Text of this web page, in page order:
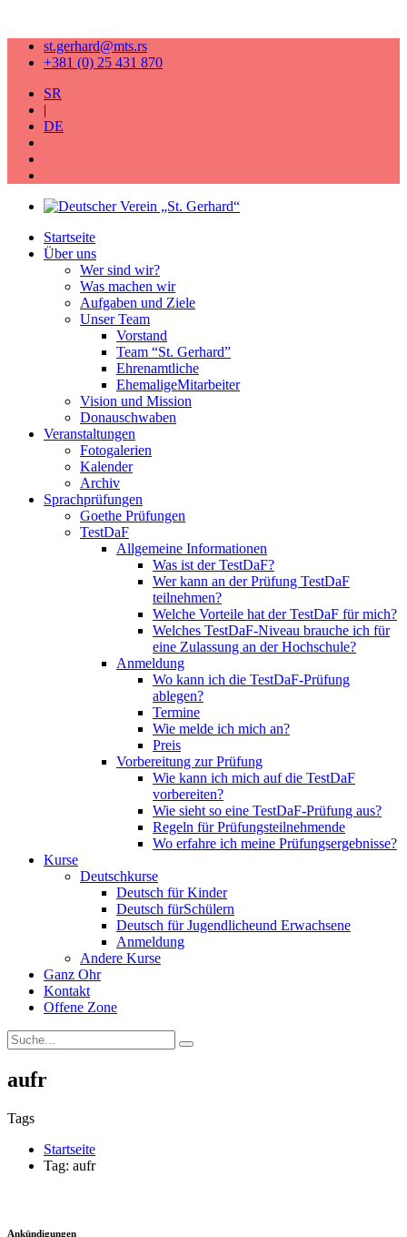
st.gerhard@mts.rs
+381 (0) 25 431 870
SR
|
DE
Startseite
Über uns
Wer sind wir?
Was machen wir
Aufgaben und Ziele
Unser Team
Vorstand
Team “St. Gerhard”
Ehrenamtliche
EhemaligeMitarbeiter
Vision und Mission
Donauschwaben
Veranstaltungen
Fotogalerien
Kalender
Archiv
Sprachprüfungen
Goethe Prüfungen
TestDaF
Allgemeine Informationen
Was ist der TestDaF?
Wer kann an der Prüfung TestDaF
teilnehmen?
Welche Vorteile hat der TestDaF für mich?
Welches TestDaF-Niveau brauche ich für
eine Zulassung an der Hochschule?
Anmeldung
Wo kann ich die TestDaF-Prüfung
ablegen?
Termine
Wie melde ich mich an?
Preis
Vorbereitung zur Prüfung
Wie kann ich mich auf die TestDaF
vorbereiten?
Wie sieht so eine TestDaF-Prüfung aus?
Regeln für Prüfungsteilnehmende
Wo erfahre ich meine Prüfungsergebnisse?
Kurse
Deutschkurse
Deutsch für Kinder
Deutsch fürSchülern
Deutsch für Jugendlicheund Erwachsene
Anmeldung
Andere Kurse
Ganz Ohr
Kontakt
Offene Zone
aufr
Tags
Startseite
Tag: aufr
Ankündigungen